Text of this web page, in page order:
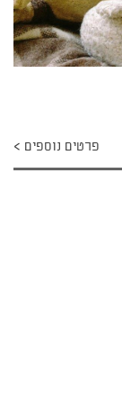
פרטים נוספים